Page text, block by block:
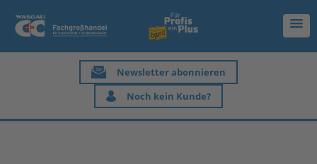
Newsletter abonnieren
Noch kein Kunde?